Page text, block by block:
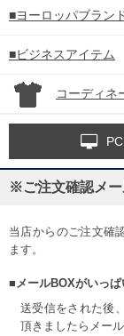
■ヨーロッパブラン
■ビジネスアイテム
コーディネ
PC
※ご注文確認メ
当店からのご注文確
ます。
■メールBOXがいっぱ
送受信をされた後
頂きましたらメー